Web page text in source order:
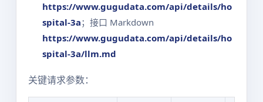
https://www.gugudata.com/api/details/ho
spital-3a；接口 Markdown
https://www.gugudata.com/api/details/ho
spital-3a/llm.md
关键请求参数：